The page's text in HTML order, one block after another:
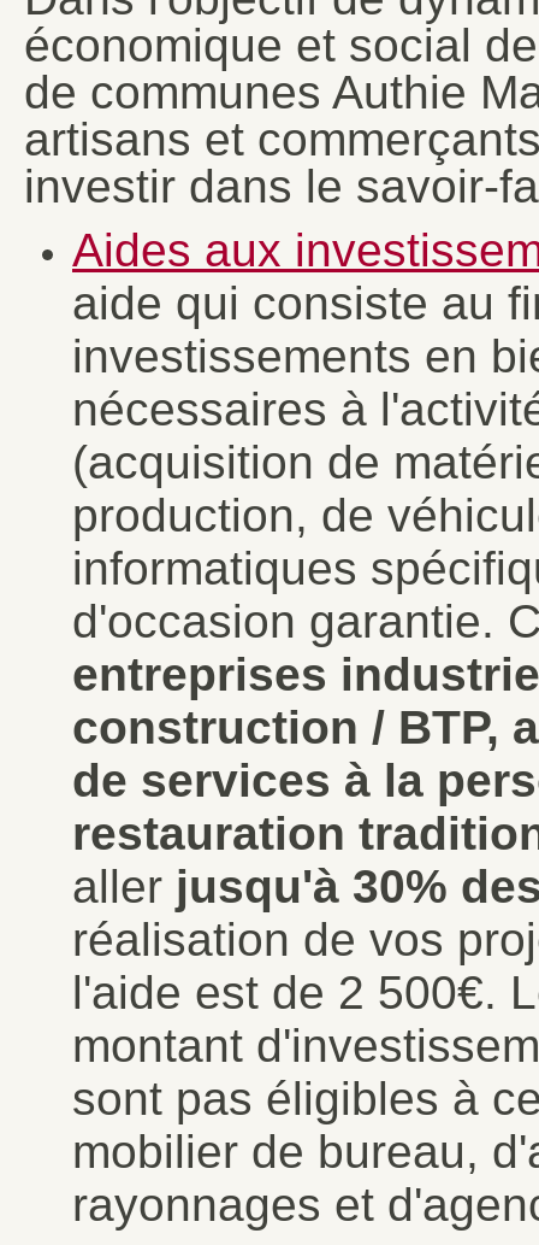
économique et social
de communes Authie
artisans et
investir dans le savoir-
Aides aux
aide qui consiste au
investissements en
nécessaires à
(acquisition de
production, de
informatiques
d'occasion garantie.
entreprises
construction / BTP,
de services à la
restauration
aller jusqu'à 30%
réalisation de vos
l'aide est de 2 500€.
montant
sont pas éligibles à
mobilier de bureau,
rayonnages et